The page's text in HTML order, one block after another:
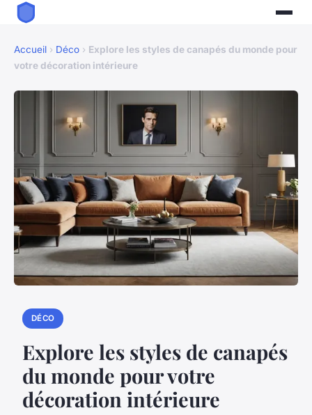
Accueil › Déco › Explore les styles de canapés du monde pour
votre décoration intérieure
DÉCO
Explore les styles de canapés
du monde pour votre
décoration intérieure